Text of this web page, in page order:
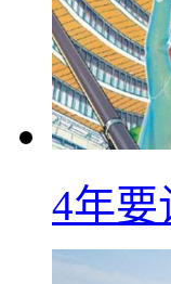
4年要